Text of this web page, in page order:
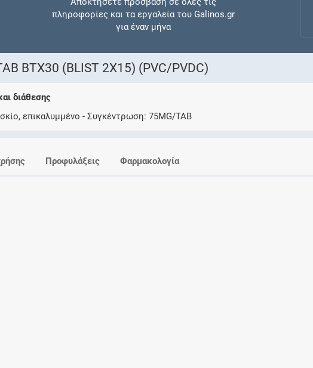
πληροφορίες και τα εργαλεία του Galinos.gr
για έναν μήνα
Ελέγξτε την αγωγή σας για αντενδείξεις και
BTX30 (BLIST 2X15) (PVC/PVDC)
διάθεσης
επικαλυμμένο Συγκέντρωση 75MG/TAB
Προφυλάξεις Φαρμακολογία